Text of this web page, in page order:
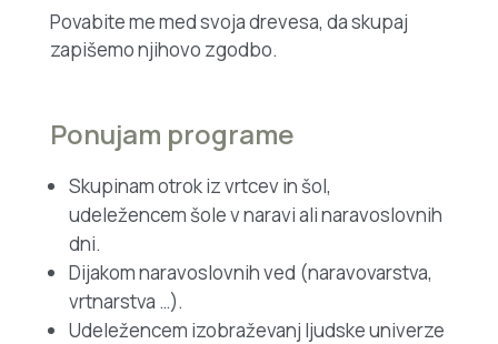
Povabite me med svoja drevesa, da skupaj
zapišemo njihovo zgodbo.
Ponujam programe
Skupinam otrok iz vrtcev in šol,
udeležencem šole v naravi ali naravoslovnih
dni.
Dijakom naravoslovnih ved (naravovarstva,
vrtnarstva …).
Udeležencem izobraževanj ljudske univerze